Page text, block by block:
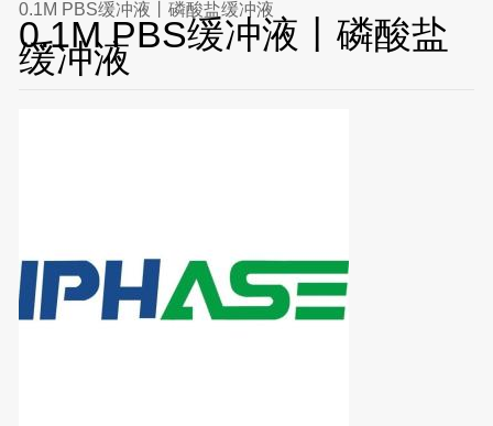
0.1M PBS缓冲液丨磷酸盐缓冲液
0.1M PBS缓冲液丨磷酸盐
缓冲液